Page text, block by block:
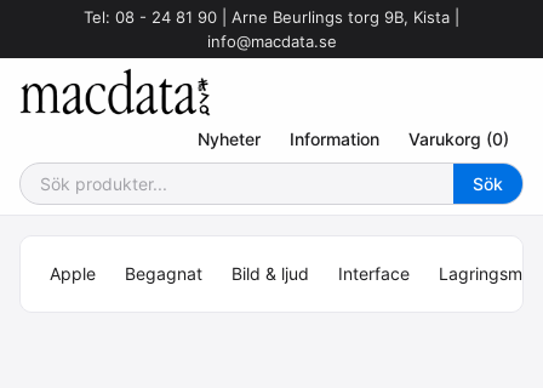
Tel: 08 - 24 81 90 | Arne Beurlings torg 9B, Kista |
info@macdata.se
Nyheter Information Varukorg (0)
Apple Begagnat Bild & ljud Interface